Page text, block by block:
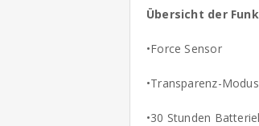
Übersicht der
•Force Sensor
•Transparenz-Modus
•30 Stunden